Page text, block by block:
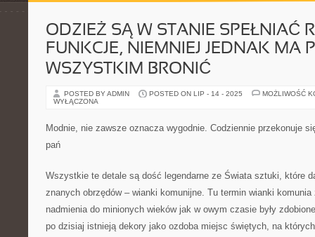
ODZIEŻ SĄ W STANIE SPEŁNIAĆ
FUNKCJE, NIEMNIEJ JEDNAK MA
WSZYSTKIM BRONIĆ
POSTED BY ADMIN POSTED ON LIP - 14 - 2025
MOŻLIWOŚĆ
WYŁĄCZONA
Modnie, nie zawsze oznacza wygodnie. Codziennie przekonuje
pań
Wszystkie te detale są dość legendarne ze Świata sztuki, które
znanych obrzędów – wianki komunijne. Tu termin wianki komunia
nadmienia do minionych wieków jak w owym czasie były
po dzisiaj istnieją dekory jako ozdoba miejsc świętych, na